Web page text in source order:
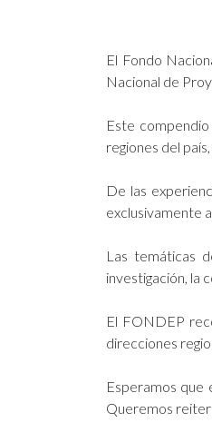
El Fondo
Nacional de
Este
regiones del
De las
exclusivamente
Las temáticas
investigación, la
El FONDEP
direcciones
Esperamos que
Queremos